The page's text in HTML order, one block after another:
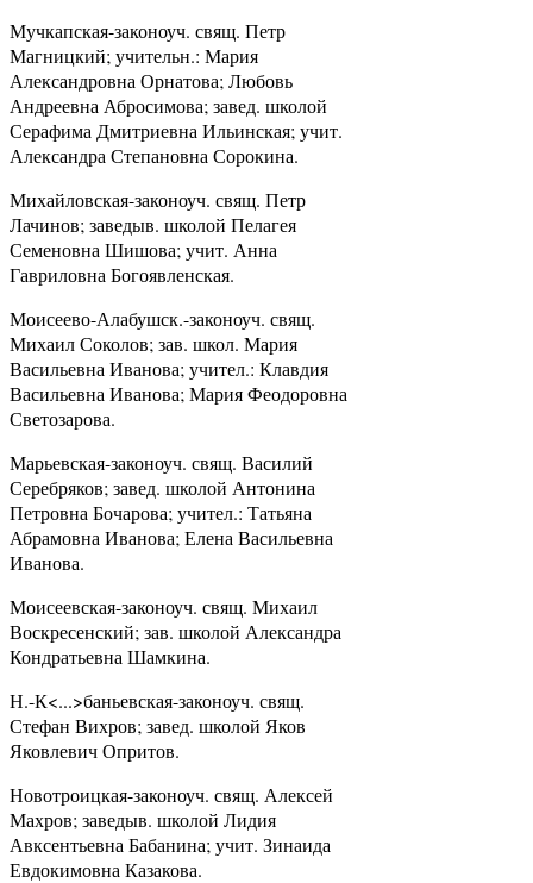
Мучкапская-законоуч. свящ. Петр
Магницкий; учительн.: Мария
Александровна Орнатова; Любовь
Андреевна Абросимова; завед. школой
Серафима Дмитриевна Ильинская; учит.
Александра Степановна Сорокина.
Михайловская-законоуч. свящ. Петр
Лачинов; заведыв. школой Пелагея
Семеновна Шишова; учит. Анна
Гавриловна Богоявленская.
Моисеево-Алабушск.-законоуч. свящ.
Михаил Соколов; зав. школ. Мария
Васильевна Иванова; учител.: Клавдия
Васильевна Иванова; Мария Феодоровна
Светозарова.
Марьевская-законоуч. свящ. Василий
Серебряков; завед. школой Антонина
Петровна Бочарова; учител.: Татьяна
Абрамовна Иванова; Елена Васильевна
Иванова.
Моисеевская-законоуч. свящ. Михаил
Воскресенский; зав. школой Александра
Кондратьевна Шамкина.
Н.-К<...>баньевская-законоуч. свящ.
Стефан Вихров; завед. школой Яков
Яковлевич Опритов.
Новотроицкая-законоуч. свящ. Алексей
Махров; заведыв. школой Лидия
Авксентьевна Бабанина; учит. Зинаида
Евдокимовна Казакова.